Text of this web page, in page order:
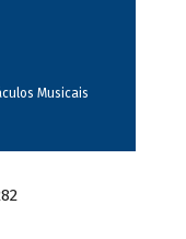
Musicais